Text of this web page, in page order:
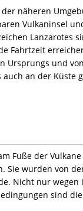
näheren
Vulkaninsel
Lanzarotes
Fahrtzeit
Ursprungs und
an der
Fuße der
Sie wurden von
Nicht nur wegen
sind